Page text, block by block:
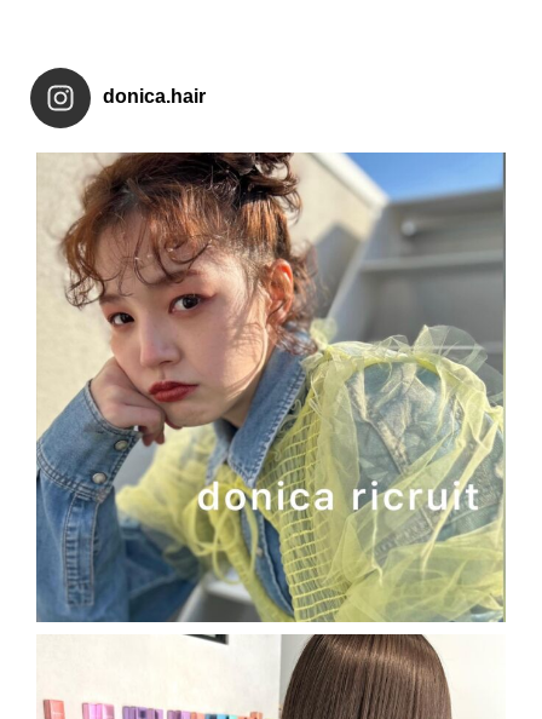
donica.hair